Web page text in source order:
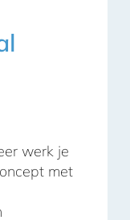
werk je
met